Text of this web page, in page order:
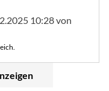
10:28 von